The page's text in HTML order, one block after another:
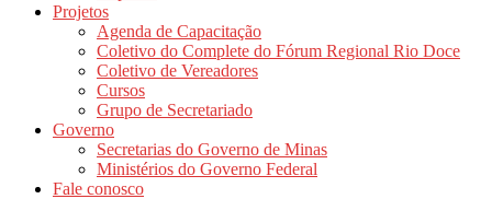
Projetos
Agenda de Capacitação
Coletivo do Complete do Fórum Regional Rio Doce
Coletivo de Vereadores
Cursos
Grupo de Secretariado
Governo
Secretarias do Governo de Minas
Ministérios do Governo Federal
Fale conosco